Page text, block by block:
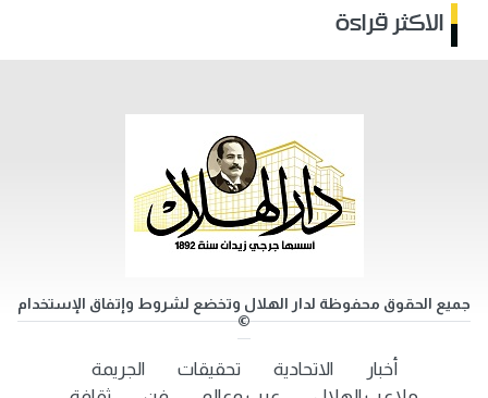
الاكثر قراءة
جميع الحقوق محفوظة لدار الهلال وتخضع لشروط وإتفاق الإستخدام
©
أخبار الاتحادية تحقيقات
الجريمة